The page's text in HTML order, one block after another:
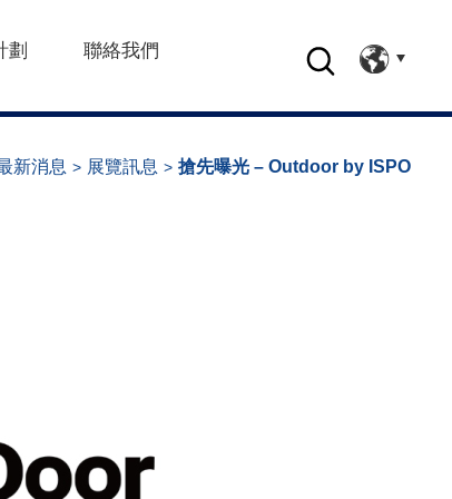
劃 聯絡我們
新消息 展覽訊息 搶先曝光 – Outdoor by ISPO